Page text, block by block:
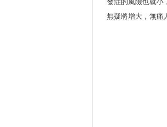
發症的風險也就小
無疑將增大，無痛